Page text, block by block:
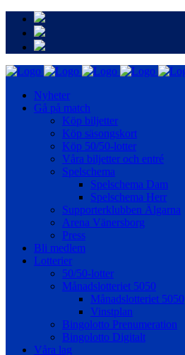
Nyheter
Gå på match
Köp biljetter
Köp säsongskort
Köp 50/50-lotter
Våra biljetter och entré
Spelschema
Spelschema Dam
Spelschema Herr
Supporterklubben Älgarna
Arena Vänersborg
Press
Bli medlem
Lotterier
50/50-lotter
Månadslotteriet 5050
Månadslotteriet 5050
Vinstplan
Bingolotto Prenumeration
Bingolotto Digitalt
Våra lag